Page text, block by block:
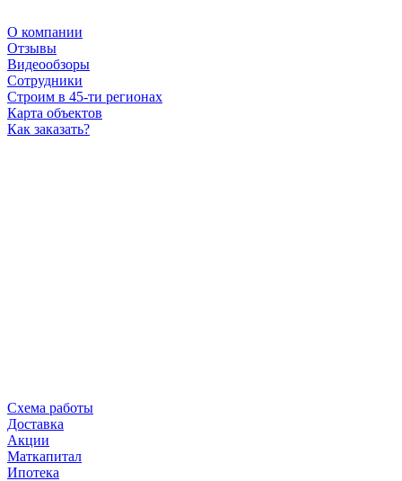
О компании
Отзывы
Видеообзоры
Сотрудники
Строим в 45-ти регионах
Карта объектов
Как заказать?
Схема работы
Доставка
Акции
Маткапитал
Ипотека